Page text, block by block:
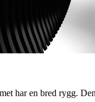
har en bred rygg.